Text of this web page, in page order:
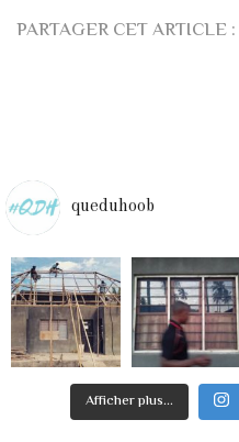
PARTAGER CET ARTICLE :
queduhoob
Afficher plus...